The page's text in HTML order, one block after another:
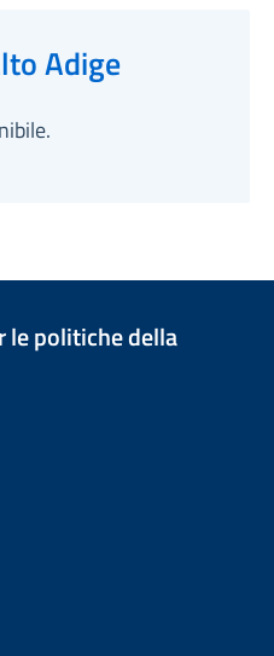
Adige
le politiche della